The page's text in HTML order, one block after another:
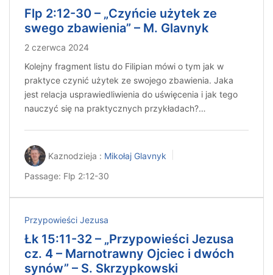
Flp 2:12-30 – „Czyńcie użytek ze
swego zbawienia” – M. Glavnyk
2 czerwca 2024
Kolejny fragment listu do Filipian mówi o tym jak w
praktyce czynić użytek ze swojego zbawienia. Jaka
jest relacja usprawiedliwienia do uświęcenia i jak tego
nauczyć się na praktycznych przykładach?…
Kaznodzieja : Mikołaj Glavnyk
Passage: Flp 2:12-30
Przypowieści Jezusa
Łk 15:11-32 – „Przypowieści Jezusa
cz. 4 – Marnotrawny Ojciec i dwóch
synów” – S. Skrzypkowski